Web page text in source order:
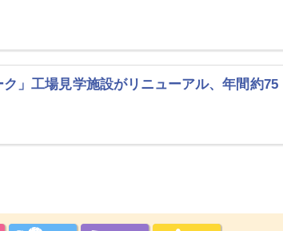
ク」工場見学施設がリニューアル、年間約75